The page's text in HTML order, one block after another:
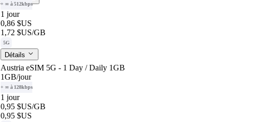
+ ∞ à 512kbps
1 jour
0,86 $US
1,72 $US/GB
5G
Détails
Austria eSIM 5G - 1 Day / Daily 1GB
1GB/jour
+ ∞ à 128kbps
1 jour
0,95 $US/GB
0,95 $US